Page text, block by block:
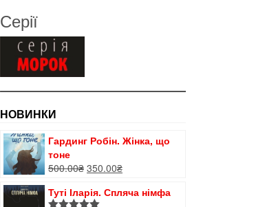
Серії
НОВИНКИ
Гардинг Робін. Жінка, що
тоне
500.00₴ Оригінальна
500.00₴.
350.00₴Поточна
350.00₴.
Туті Іларія. Спляча німфа